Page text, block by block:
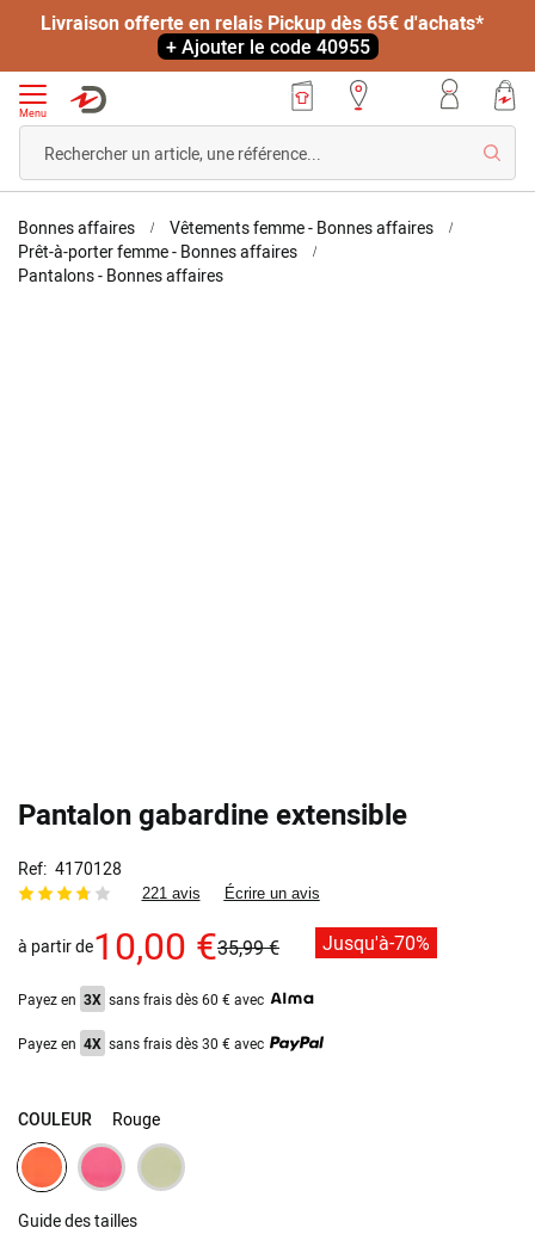
Livraison offerte en relais Pickup dès 65€ d'achats*
+ Ajouter le code 40955
Menu
Accueil
Bonnes affaires
Vêtements femme - Bonnes affaires
Prêt-à-porter femme - Bonnes affaires
Pantalons - Bonnes affairesPantalon
Pantalon gabardine extensible
Ref 4170128
221 avis Écrire un avis
à partir de10,00 €35,99 € Jusqu'à-70%
Payez en 3X sans frais dès 60 € avec
Payez en 4X sans frais dès 30 € avec
COULEUR Rouge
Guide des tailles